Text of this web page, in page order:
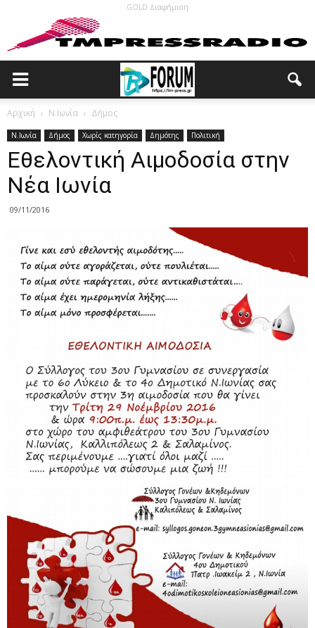
GOLD Διαφήμιση
Αρχική N.Ιωνία Δήμος
N.Ιωνία Δήμος Χωρίς κατηγορία Δημότης Πολιτική
Εθελοντική Αιμοδοσία στην
Νέα Ιωνία
09/11/2016